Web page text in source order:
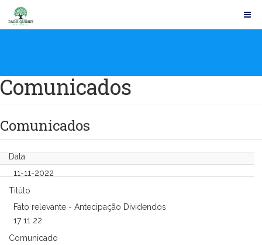
Comunicados
Comunicados
Data
11-11-2022
Titúlo
Fato relevante - Antecipação Dividendos
17 11 22
Comunicado